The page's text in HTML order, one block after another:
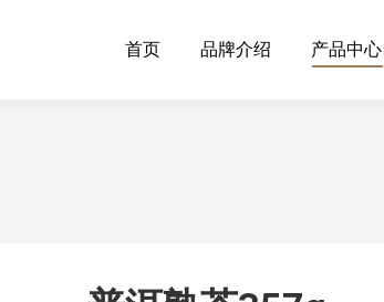
首页 品牌介绍 产品中心